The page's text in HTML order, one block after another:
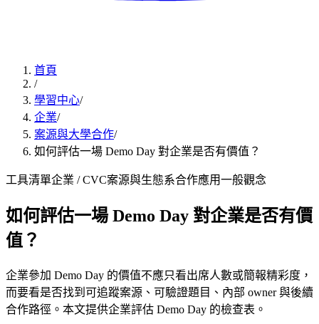
首頁
/
學習中心/
企業/
案源與大學合作/
如何評估一場 Demo Day 對企業是否有價值？
工具清單企業 / CVC案源與生態系合作應用一般觀念
如何評估一場 Demo Day 對企業是否有價
值？
企業參加 Demo Day 的價值不應只看出席人數或簡報精彩度，
而要看是否找到可追蹤案源、可驗證題目、內部 owner 與後續
合作路徑。本文提供企業評估 Demo Day 的檢查表。